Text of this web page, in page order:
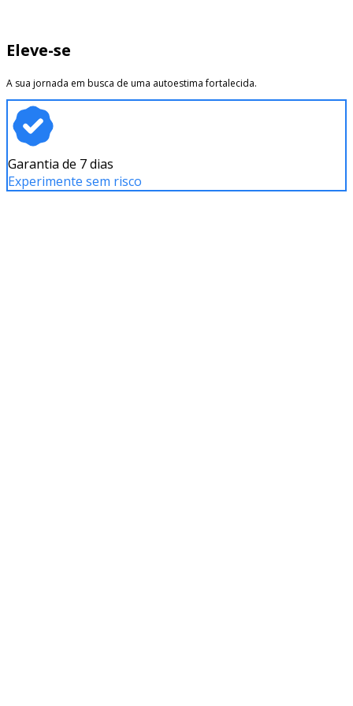
Eleve-se
A sua jornada em busca de uma autoestima fortalecida.
Garantia de 7 dias
Experimente sem risco